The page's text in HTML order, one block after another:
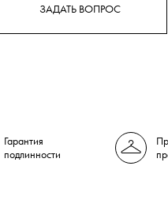
ЗАДАТЬ ВОПРОС
Гарантия
подлинности